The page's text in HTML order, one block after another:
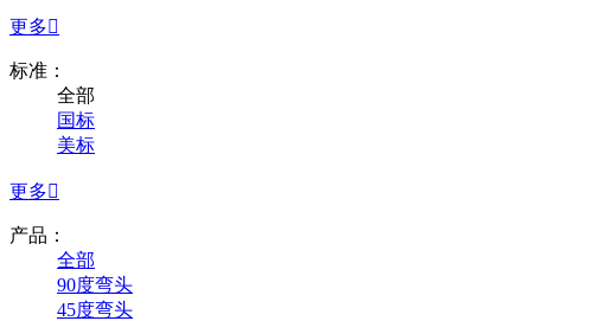
更多
标准：
全部
国标
美标
更多
产品：
全部
90度弯头
45度弯头